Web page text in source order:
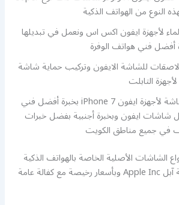
لأجهزة ايفون اكس اس ونعمل في تبديلها
أفضل فني هواتف الوفرة
للشاشة الايفون وتركيب حماية شاشة
التابلت
نعمل في تركيب شاشة لأجهزة ايفون 7 iPhone بخبرة أفضل فني
ايفون وبخبرة أجنبية بفضل خبرات
في جميع مناطق الكويت
الشاشات الأصلية الخاصة بالهواتف الذكية
المصنعة من قبل شركة آبل Apple Inc وبأسعار رخيصة مع كفالة عامة